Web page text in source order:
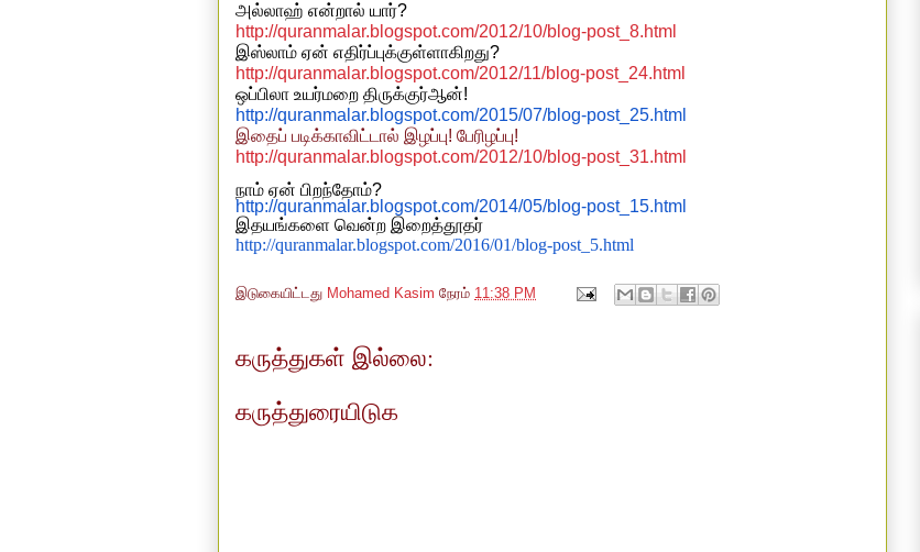
அல்லாஹ் என்றால் யார்?
http://quranmalar.blogspot.com/2012/10/blog-post_8.html
இஸ்லாம் ஏன் எதிர்ப்புக்குள்ளாகிறது?
http://quranmalar.blogspot.com/2012/11/blog-post_24.html
ஒப்பிலா உயர்மறை திருக்குர்ஆன்!
http://quranmalar.blogspot.com/2015/07/blog-post_25.html
இதைப் படிக்காவிட்டால் இழப்பு! பேரிழப்பு!
http://quranmalar.blogspot.com/2012/10/blog-post_31.html
நாம் ஏன் பிறந்தோம்?
http://quranmalar.blogspot.com/2014/05/blog-post_15.html
இதயங்களை வென்ற இறைத்தூதர்
http://quranmalar.blogspot.com/2016/01/blog-post_5.html
இடுகையிட்டது Mohamed Kasim நேரம் 11:38 PM
கருத்துகள் இல்லை:
கருத்துரையிடுக